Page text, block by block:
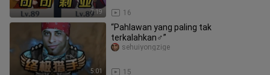
7:19 16
5:01
“Pahlawan yang paling tak
terkalahkan♂”
15
sehuiyongzige